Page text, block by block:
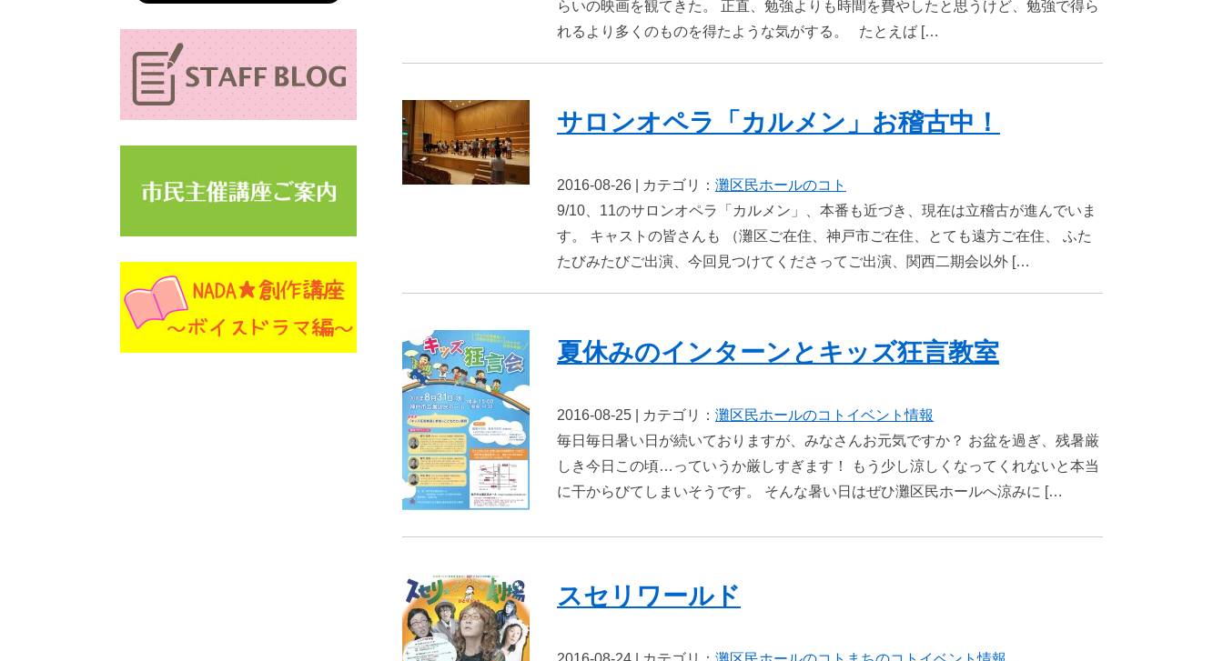
らいの映画を観てきた。 正直、勉強よりも時間を費やしたと思うけど、勉強で得ら
れるより多くのものを得たような気がする。 たとえば […
サロンオペラ「カルメン」お稽古中！
2016-08-26 | カテゴリ：灘区民ホールのコト
9/10、11のサロンオペラ「カルメン」、本番も近づき、現在は立稽古が進んでいま
す。 キャストの皆さんも （灘区ご在住、神戸市ご在住、とても遠方ご在住、 ふた
たびみたびご出演、今回見つけてくださってご出演、関西二期会以外 […
夏休みのインターンとキッズ狂言教室
2016-08-25 | カテゴリ：灘区民ホールのコト イベント情報
毎日毎日暑い日が続いておりますが、みなさんお元気ですか？ お盆を過ぎ、残暑厳
しき今日この頃…っていうか厳しすぎます！ もう少し涼しくなってくれないと本当
に干からびてしまいそうです。 そんな暑い日はぜひ灘区民ホールへ涼みに […
スセリワールド